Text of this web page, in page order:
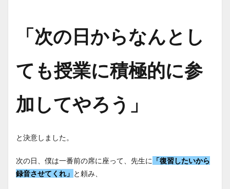
「次の日からなんとし
ても授業に積極的に参
加してやろう」
と決意しました。
次の日、僕は一番前の席に座って、先生に 「復習したいから
録音させてくれ」 と頼み、